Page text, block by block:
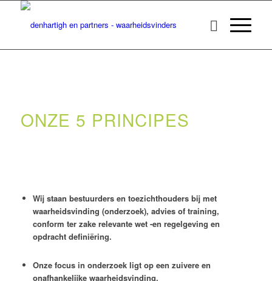
ONZE 5 PRINCIPES
Wij staan bestuurders en toezichthouders bij met
waarheidsvinding (onderzoek), advies of training,
conform ter zake relevante wet -en regelgeving en
opdracht definiëring.
Onze focus in onderzoek ligt op een zuivere en
onafhankelijke waarheidsvinding.